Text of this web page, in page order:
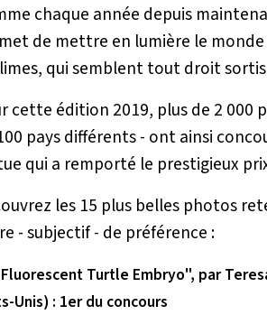
chaque année depuis
de mettre en lumière le
qui semblent tout droit
cette édition 2019, plus de 2
pays différents - ont ainsi
qui a remporté le prestigieux
les 15 plus belles photos
- subjectif - de préférence :
Turtle Embryo", par
Unis) : 1er du concours